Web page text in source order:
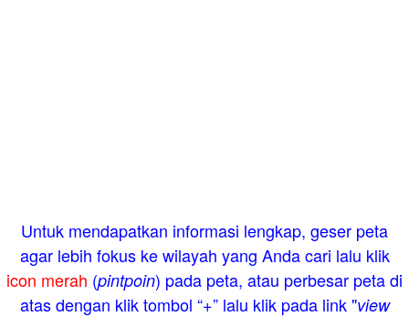
Untuk mendapatkan informasi lengkap, geser peta
agar lebih fokus ke wilayah yang Anda cari lalu klik
icon merah (pintpoin) pada peta, atau perbesar peta di
atas dengan klik tombol “+” lalu klik pada link "view